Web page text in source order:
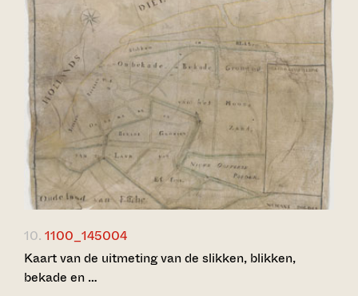
10. 1100_145004
Kaart van de uitmeting van de slikken, blikken,
bekade en …